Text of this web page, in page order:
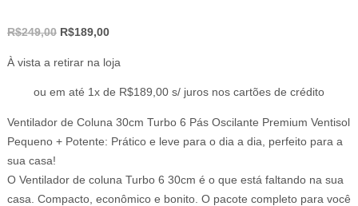
R$249,00 O
original
era:
R$189,00O
atual
é:
À vista a retirar na loja
ou em até 1x de R$189,00 s/ juros nos cartões de crédito
Ventilador de Coluna 30cm Turbo 6 Pás Oscilante Premium Ventisol
Pequeno + Potente: Prático e leve para o dia a dia, perfeito para a
sua casa!
O Ventilador de coluna Turbo 6 30cm é o que está faltando na sua
casa. Compacto, econômico e bonito. O pacote completo para você